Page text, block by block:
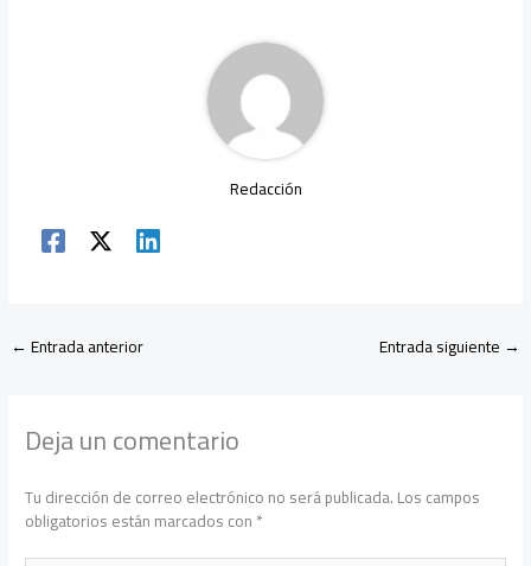
p
p
Redacción
←Entrada anterior Entrada siguiente →
Deja un comentario
Tu dirección de correo electrónico no será publicada.Los campos
obligatorios están marcados con*